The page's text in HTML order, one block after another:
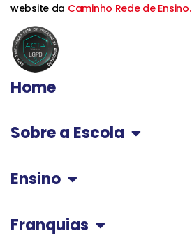
website da Caminho Rede de Ensino.
Home
Sobre a Escola
Ensino
Franquias